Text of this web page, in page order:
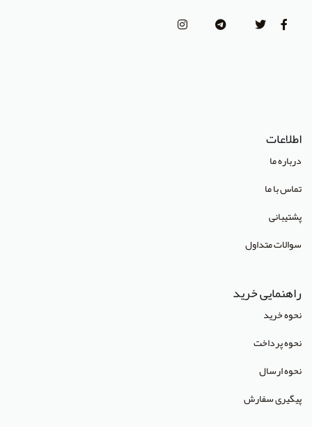
انتشارات پژوهشگاه علوم و فنون هسته ای
انتشارات Routledge
انتشارات آبادیس طب
اطلاعات
درباره ما
تماس با ما
پشتیبانی
سوالات متداول
راهنمایی خرید
نحوه خرید
نحوه پرداخت
نحوه ارسال
پیگیری سفارش